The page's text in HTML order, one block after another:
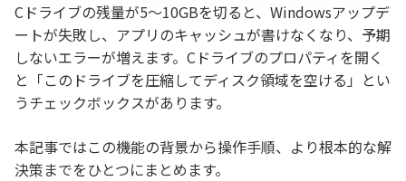
Cドライブの残量が5〜10GBを切ると、Windowsアップデ
ートが失敗し、アプリのキャッシュが書けなくなり、予期
しないエラーが増えます。Cドライブのプロパティを開く
と「このドライブを圧縮してディスク領域を空ける」とい
うチェックボックスがあります。
本記事ではこの機能の背景から操作手順、より根本的な解
決策までをひとつにまとめます。